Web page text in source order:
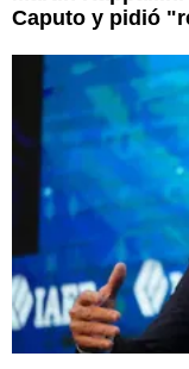
Caputo y pidió